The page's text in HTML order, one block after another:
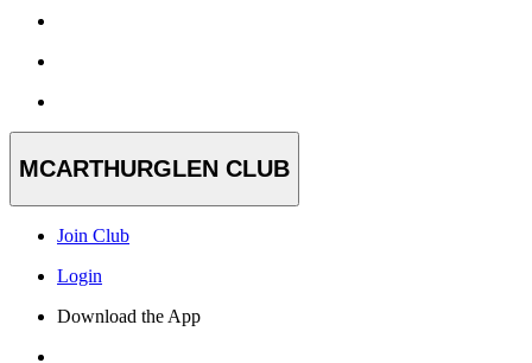
MCARTHURGLEN CLUB
Join Club
Login
Download the App